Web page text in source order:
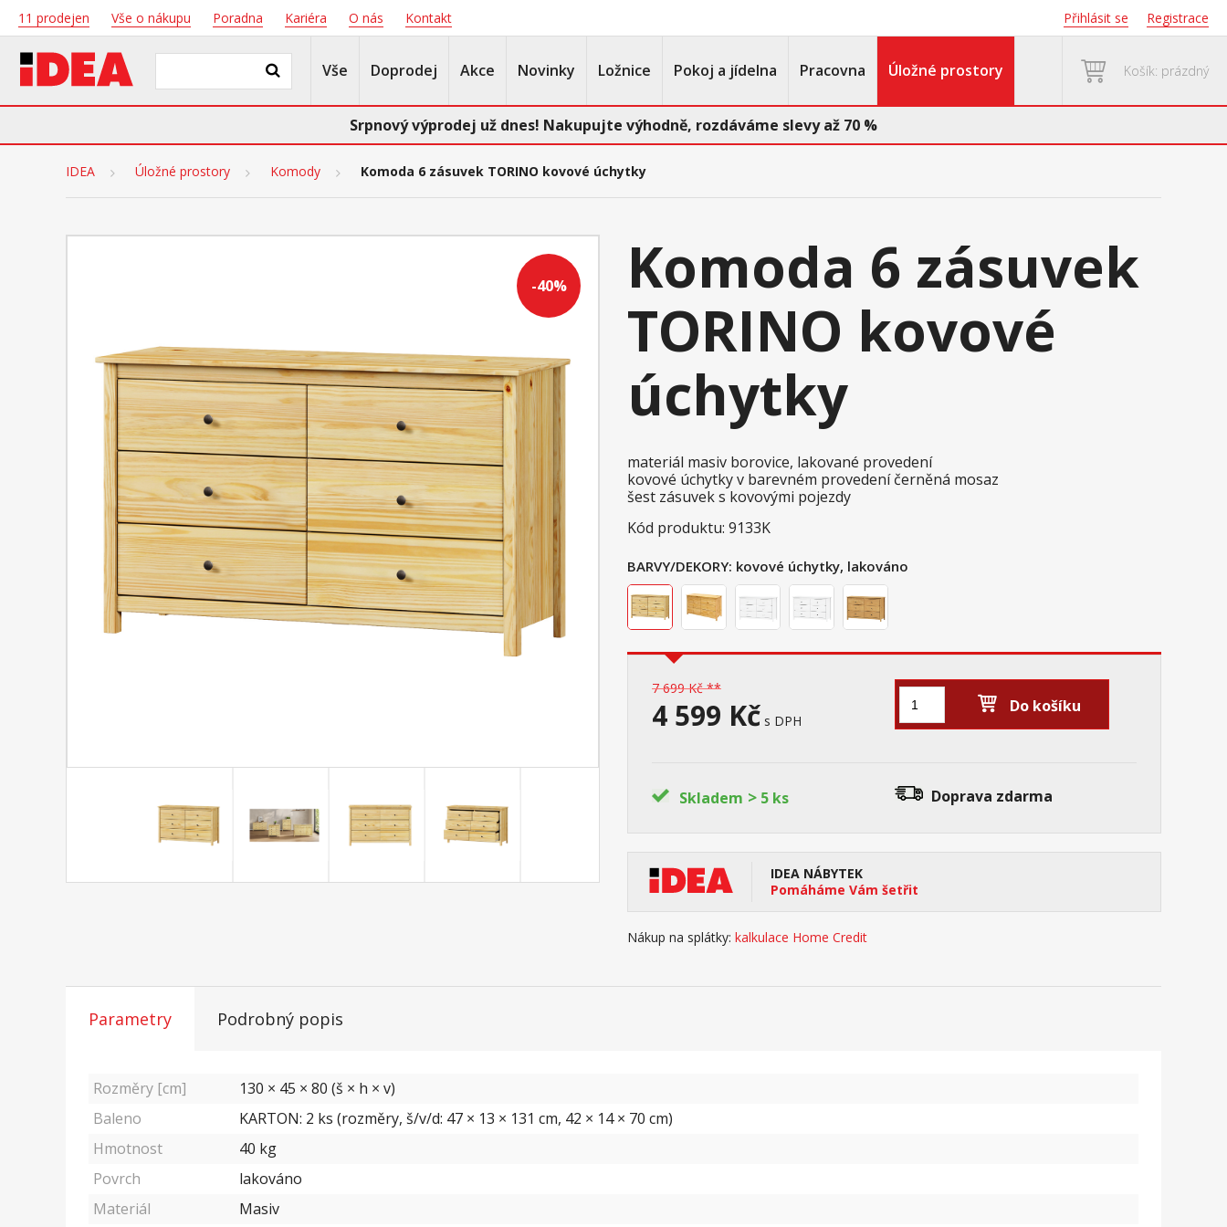
11 prodejen Vše o nákupu Poradna Kariéra O nás Kontakt Přihlásit se Registrace
Vše Doprodej Akce Novinky Ložnice Pokoj a jídelna Pracovna Úložné prostory Košík: prázdný
Srpnový výprodej už dnes! Nakupujte výhodně, rozdáváme slevy až 70 %
IDEA Úložné prostory Komody Komoda 6 zásuvek TORINO kovové úchytky
-40%
Komoda 6 zásuvek
TORINO kovové
úchytky
materiál masiv borovice, lakované provedení
kovové úchytky v barevném provedení černěná mosaz
šest zásuvek s kovovými pojezdy
Kód produktu: 9133K
BARVY/DEKORY: kovové úchytky, lakováno
7 699 Kč **
4 599 Kč s DPH
Do košíku
Skladem > 5 ks Doprava zdarma
IDEA NÁBYTEK
Pomáháme Vám šetřit
Nákup na splátky: kalkulace Home Credit
Parametry Podrobný popis
Rozměry [cm]
130 × 45 × 80 (š × h × v)
Baleno
KARTON: 2 ks (rozměry, š/v/d: 47 × 13 × 131 cm, 42 × 14 × 70 cm)
Hmotnost
40 kg
Povrch
lakováno
Materiál
Masiv